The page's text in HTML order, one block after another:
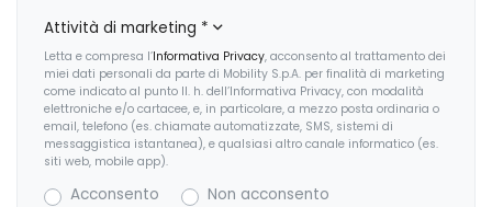
Fari automatici (sensore crepuscolare)
Fari con livellamento manuale
Fari fendinebbia anteriori
Freno di stazionamento elettrico (epb)
Hill descent control (hdc)
Attività di marketing *
Letta e compresa l’Informativa Privacy, acconsento al trattamento dei
miei dati personali da parte di Mobility S.p.A. per finalità di marketing
come indicato al punto II. h. dell’Informativa Privacy, con modalità
elettroniche e/o cartacee, e, in particolare, a mezzo posta ordinaria o
email, telefono (es. chiamate automatizzate, SMS, sistemi di
messaggistica istantanea), e qualsiasi altro canale informatico (es.
siti web, mobile app).
Acconsento Non acconsento